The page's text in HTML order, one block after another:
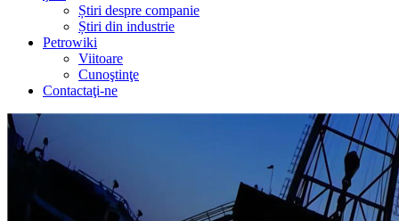
Știri despre companie
Știri din industrie
Petrowiki
Viitoare
Cunoştinţe
Contactaţi-ne